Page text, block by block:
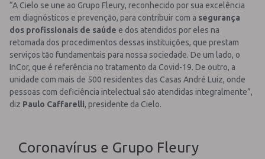
“A Cielo se une ao Grupo Fleury, reconhecido por sua excelência
em diagnósticos e prevenção, para contribuir com a segurança
dos profissionais de saúde e dos atendidos por eles na
retomada dos procedimentos dessas instituições, que prestam
serviços tão fundamentais para nossa sociedade. De um lado, o
InCor, que é referência no tratamento da Covid-19. De outro, a
unidade com mais de 500 residentes das Casas André Luiz, onde
pessoas com deficiência intelectual são atendidas integralmente”,
diz Paulo Caffarelli, presidente da Cielo.
Coronavírus e Grupo Fleury